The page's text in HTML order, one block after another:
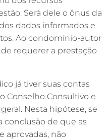
Será dele o ônus da
dados informados e
Ao condomínio-autor
requerer a prestação
já tiver suas contas
Conselho Consultivo e
Nesta hipótese, se
conclusão de que as
aprovadas, não